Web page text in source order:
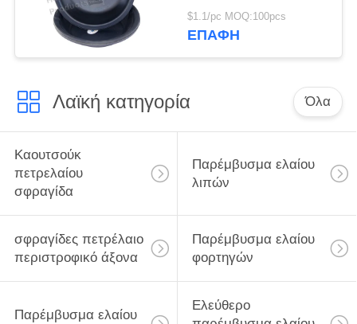
αιθουσών 30 φρένων
$1.1/pc MOQ:100pcs
ΕΠΑΦΉ
Λαϊκή κατηγορία Όλα
Καουτσούκ
πετρελαίου
σφραγίδα
Παρέμβυσμα ελαίου
λιπών
σφραγίδες πετρέλαιο
περιστροφικό άξονα
Παρέμβυσμα ελαίου
φορτηγών
Παρέμβυσμα ελαίου
Ελεύθερο